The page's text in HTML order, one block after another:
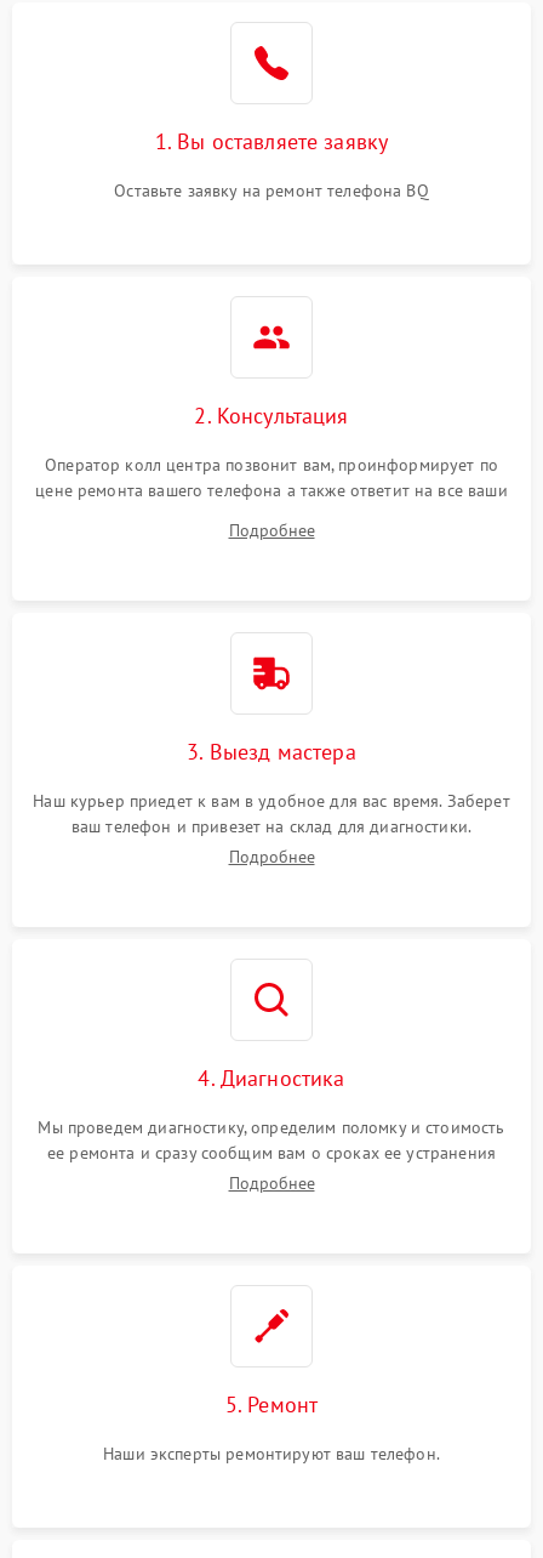
1. Вы оставляете заявку
Оставьте заявку на ремонт телефона BQ
2. Консультация
Оператор колл центра позвонит вам, проинформирует по
цене ремонта вашего телефона а также ответит на все ваши
Подробнее
3. Выезд мастера
Наш курьер приедет к вам в удобное для вас время. Заберет
ваш телефон и привезет на склад для диагностики.
Подробнее
4. Диагностика
Мы проведем диагностику, определим поломку и стоимость
ее ремонта и сразу сообщим вам о сроках ее устранения
Подробнее
5. Ремонт
Наши эксперты ремонтируют ваш телефон.